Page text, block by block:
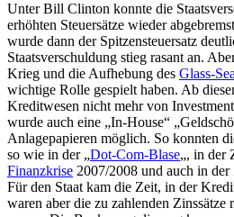
Unter Bill Clinton konnte die
erhöhten Steuersätze wieder
wurde dann der Spitzensteuersatz
Staatsverschuldung stieg rasant an.
Krieg und die Aufhebung des Glass-
wichtige Rolle gespielt haben. Ab
Kreditwesen nicht mehr von
wurde auch eine „In-House“
Anlagepapieren möglich. So konnten
so wie in der „Dot-Com-Blase„, in der
Finanzkrise 2007/2008 und auch in
Für den Staat kam die Zeit, in der
waren aber die zu zahlenden Zinssätze